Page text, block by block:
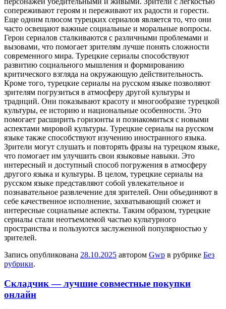
сопереживают героям и переживают их радости и горести.
Еще одним плюсом турецких сериалов является то, что они
часто освещают важные социальные и моральные вопросы.
Герои сериалов сталкиваются с различными проблемами и
вызовами, что помогает зрителям лучше понять сложности
современного мира. Турецкие сериалы способствуют
развитию социального мышления и формированию
критического взгляда на окружающую действительность.
Кроме того, турецкие сериалы на русском языке позволяют
зрителям погрузиться в атмосферу другой культуры и
традиций. Они показывают красоту и многообразие турецкой
культуры, ее историю и национальные особенности. Это
помогает расширить горизонты и познакомиться с новыми
аспектами мировой культуры. Турецкие сериалы на русском
языке также способствуют изучению иностранного языка.
Зрители могут слушать и повторять фразы на турецком языке,
что помогает им улучшить свои языковые навыки. Это
интересный и доступный способ погружения в атмосферу
другого языка и культуры. В целом, турецкие сериалы на
русском языке представляют собой увлекательное и
познавательное развлечение для зрителей. Они объединяют в
себе качественное исполнение, захватывающий сюжет и
интересные социальные аспекты. Таким образом, турецкие
сериалы стали неотъемлемой частью культурного
пространства и пользуются заслуженной популярностью у
зрителей.
Запись опубликована 28.10.2025 автором Gwp в рубрике Без
рубрики.
Складчик — лучшие совместные покупки
онлайн